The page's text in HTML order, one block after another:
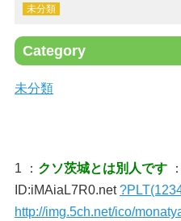
未分類
Category
未分類
1 ： クソ茨城とは別人です
ID:iMAiaL7R0.net
http://img.5ch.net/ico/